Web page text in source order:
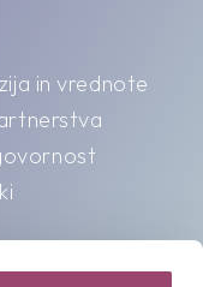
in vrednote